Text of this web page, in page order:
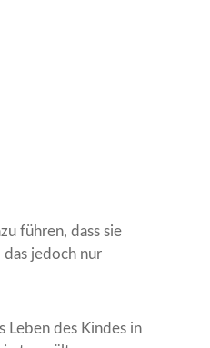
führen, dass sie
das jedoch nur
Leben des Kindes in